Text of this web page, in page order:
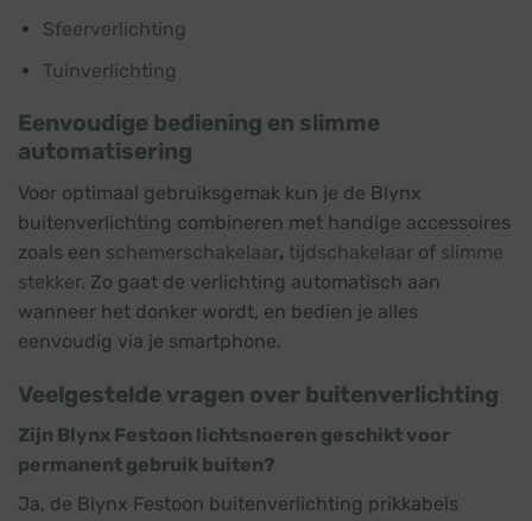
Sfeerverlichting
Tuinverlichting
Eenvoudige bediening en slimme
automatisering
Voor optimaal gebruiksgemak kun je de Blynx
buitenverlichting combineren met handige accessoires
zoals een schemerschakelaar, tijdschakelaar of slimme
stekker. Zo gaat de verlichting automatisch aan
wanneer het donker wordt, en bedien je alles
eenvoudig via je smartphone.
Veelgestelde vragen over buitenverlichting
Zijn Blynx Festoon lichtsnoeren geschikt voor
permanent gebruik buiten?
Ja, de Blynx Festoon buitenverlichting prikkabels